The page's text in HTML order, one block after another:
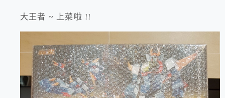
大王者 ~ 上菜啦 !!